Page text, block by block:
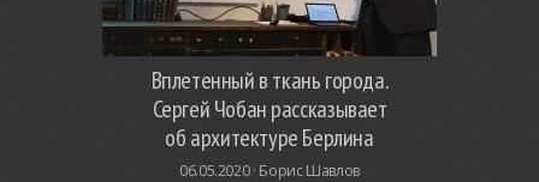
Вплетенный в ткань города.
Сергей Чобан рассказывает
об архитектуре Берлина
06.05.2020 · Борис Шавлов